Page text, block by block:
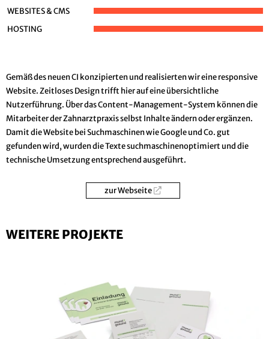
WEBSITES & CMS
HOSTING
Gemäß des neuen CI konzipierten und realisierten wir eine responsive
Website. Zeitloses Design trifft hier auf eine übersichtliche
Nutzerführung. Über das Content-Management-System können die
Mitarbeiter der Zahnarztpraxis selbst Inhalte ändern oder ergänzen.
Damit die Website bei Suchmaschinen wie Google und Co. gut
gefunden wird, wurden die Texte suchmaschinenoptimiert und die
technische Umsetzung entsprechend ausgeführt.
zur Webseite
WEITERE PROJEKTE